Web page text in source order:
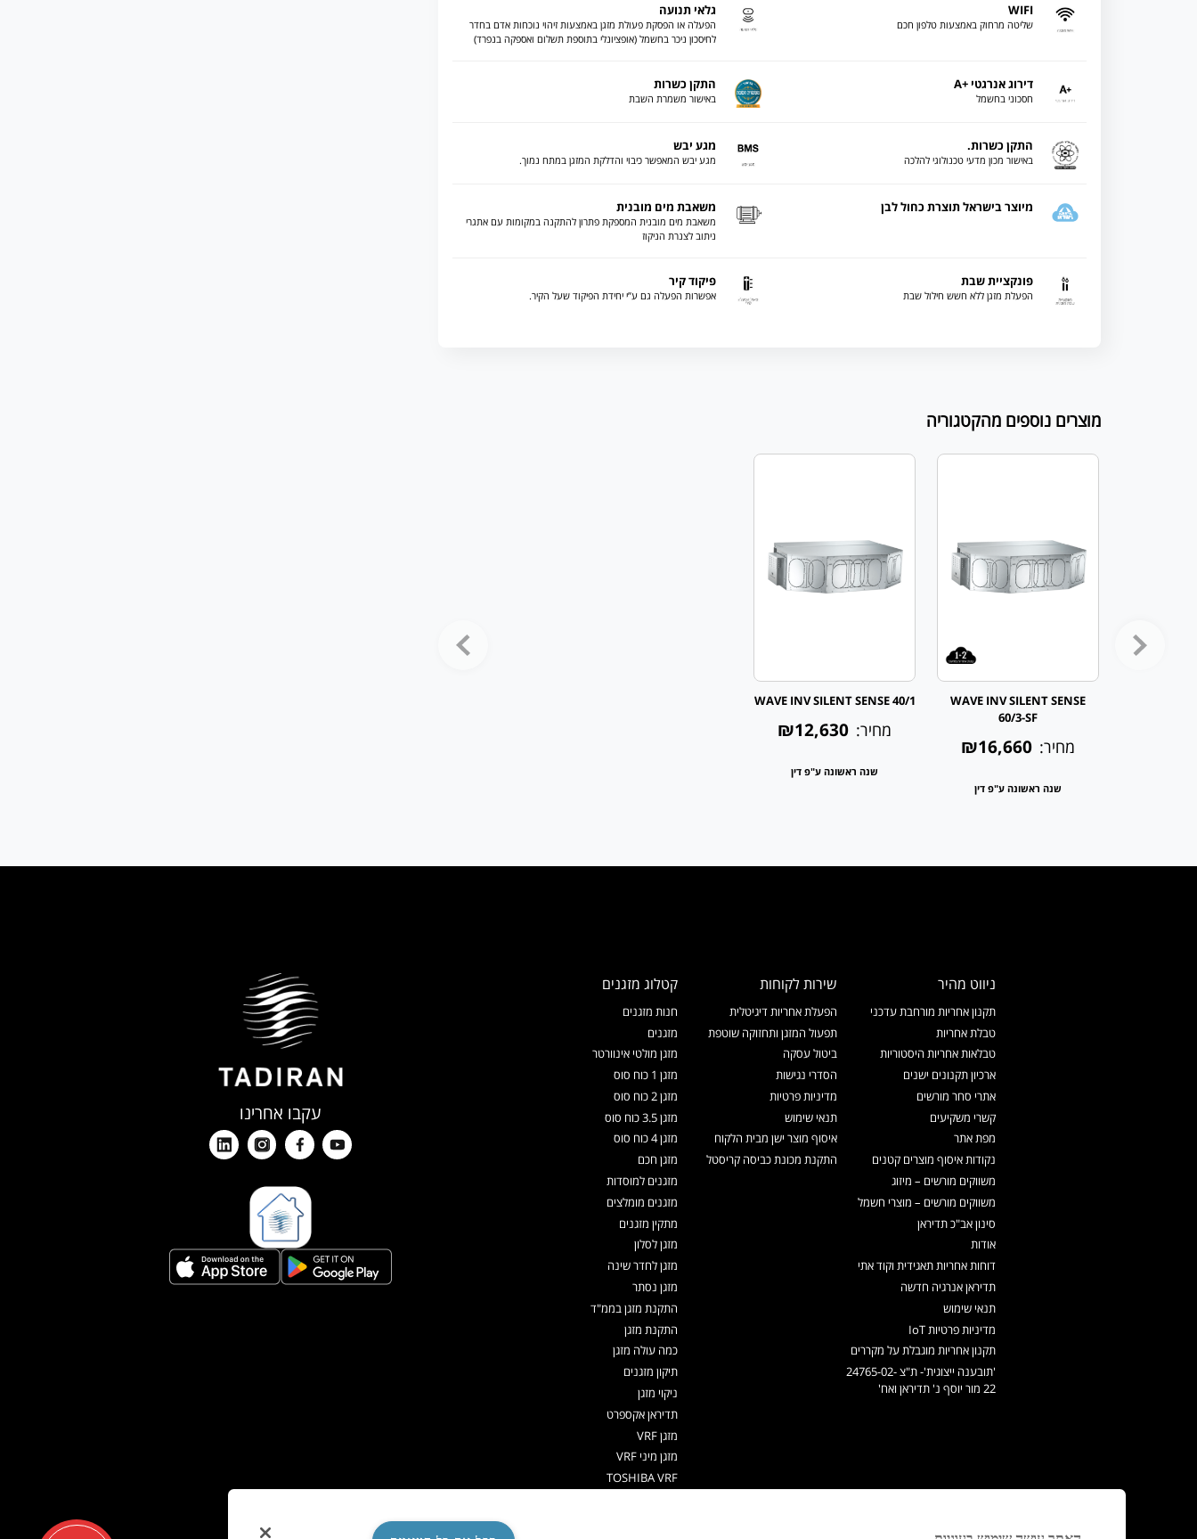
WIFI
שליטה מרחוק באמצעות טלפון חכם
גלאי תנועה
הפעלה או הפסקת פעולת מזגן באמצעות זיהוי נוכחות אדם בחדר
לחיסכון ניכר בחשמל (אופציונלי בתוספת תשלום ואספקה בנפרד)
דירוג אנרגטי +A
חסכוני בחשמל
התקן כשרות
באישור משמרת השבת
התקן כשרות.
באישור מכון מדעי טכנולוגי להלכה
מגע יבש
מגע יבש המאפשר כיבוי והדלקת המזגן במתח נמוך.
מיוצר בישראל תוצרת כחול לבן משאבת מים מובנית
משאבת מים מובנית המספקת פתרון להתקנה במקומות עם אתגרי
ניתוב לצנרת הניקוז
פונקציית שבת
הפעלת מזגן ללא חשש חילול שבת
פיקוד קיר
אפשרות הפעלה גם ע”י יחידת הפיקוד שעל הקיר.
מוצרים נוספים מהקטגוריה
WAVE INV SILENT SENSE
60/3-SF
מחיר: ₪16,660
שנה ראשונה ע"פ דין
WAVE INV SILENT SENSE 40/1
מחיר: ₪12,630
שנה ראשונה ע"פ דין
ניווט מהיר
תקנון אחריות מורחבת עדכני
טבלת אחריות
טבלאות אחריות היסטוריות
ארכיון תקנונים ישנים
אתרי סחר מורשים
קשרי משקיעים
מפת אתר
נקודות איסוף מוצרים קטנים
משווקים מורשים – מיזוג
משווקים מורשים – מוצרי חשמל
סינון אב"כ תדיראן
אודות
דוחות אחריות תאגידית וקוד אתי
תדיראן אנרגיה חדשה
תנאי שימוש
מדיניות פרטיות IoT
תקנון אחריות מוגבלת על מקררים
'תובענה ייצוגית'- ת"צ 24765-02-
22 מור יוסף נ' תדיראן ואח'
שירות לקוחות
הפעלת אחריות דיגיטלית
תפעול המזגן ותחזוקה שוטפת
ביטול עסקה
הסדרי נגישות
מדיניות פרטיות
תנאי שימוש
איסוף מוצר ישן מבית הלקוח
התקנת מכונת כביסה קריסטל
קטלוג מזגנים
חנות מזגנים
מזגנים
מזגן מולטי אינוורטר
מזגן 1 כוח סוס
מזגן 2 כוח סוס
מזגן 3.5 כוח סוס
מזגן 4 כוח סוס
מזגן חכם
מזגנים למוסדות
מזגנים מומלצים
מתקין מזגנים
מזגן לסלון
מזגן לחדר שינה
מזגן נסתר
התקנת מזגן בממ"ד
התקנת מזגן
כמה עולה מזגן
תיקון מזגנים
ניקוי מזגן
תדיראן אקספרט
מזגן VRF
מזגן מיני VRF
TOSHIBA VRF
עקבו אחרינו